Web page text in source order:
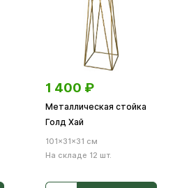
1 400 ₽
Металлическая стойка
Голд Хай
101×31×31 см
На складе 12 шт.